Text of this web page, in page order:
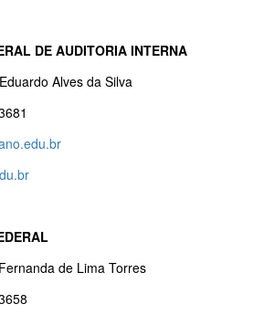
DE AUDITORIA INTERNA
Alves da Silva
de Lima Torres